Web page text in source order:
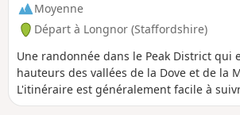
Moyenne
Départ à Longnor (Staffordshire)
Une randonnée dans le Peak District qui
hauteurs des vallées de la Dove et de la
L'itinéraire est généralement facile à
une série de sentiers et de pistes à